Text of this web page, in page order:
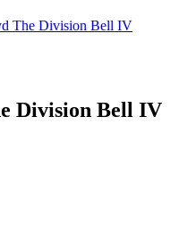
Division Bell IV